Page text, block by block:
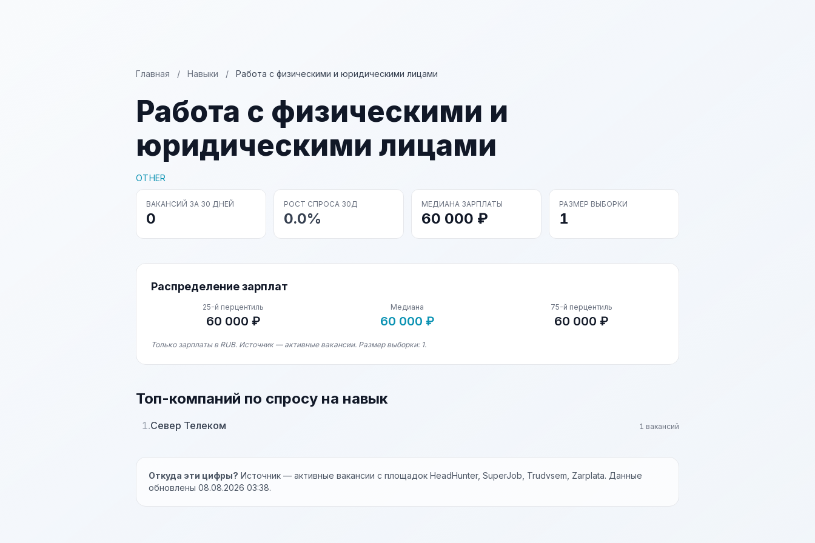
Главная / Навыки / Работа с физическими и юридическими лицами
Работа с физическими и
юридическими лицами
OTHER
ВАКАНСИЙ ЗА 30 ДНЕЙ
0
РОСТ СПРОСА 30Д
0.0%
МЕДИАНА ЗАРПЛАТЫ
60 000 ₽
РАЗМЕР ВЫБОРКИ
1
Распределение зарплат
25-й перцентиль
60 000 ₽
Медиана
60 000 ₽
75-й перцентиль
60 000 ₽
Только зарплаты в RUB. Источник — активные вакансии. Размер выборки: 1.
Топ-компаний по спросу на навык
1.Север Телеком 1 вакансий
Откуда эти цифры? Источник — активные вакансии с площадок HeadHunter, SuperJob, Trudvsem, Zarplata. Данные
обновлены 08.08.2026 03:38.